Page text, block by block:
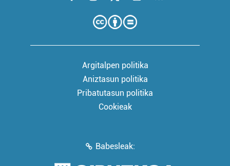
Argitalpen politika
Aniztasun politika
Pribatutasun politika
Cookieak
Babesleak: